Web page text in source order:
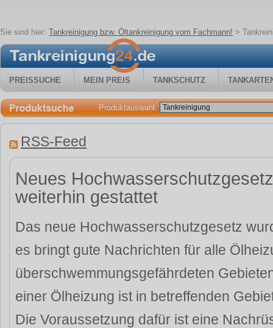
Sie sind hier: Tankreinigung bzw. Öltankreinigung vom Fachmann! >
PREISSUCHE MEIN PREIS TANKSCHUTZ
Produktauswahl:
RSS-Feed
Neues
weiterhin gestattet
Das neue Hochwasserschutzgesetz
es bringt gute Nachrichten für alle
überschwemmungsgefährdeten
einer Ölheizung ist in betreffenden
Die Voraussetzung dafür ist eine